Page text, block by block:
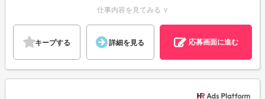
仕事内容を見てみる ∨
キープする 詳細を見る 応募画面に進む